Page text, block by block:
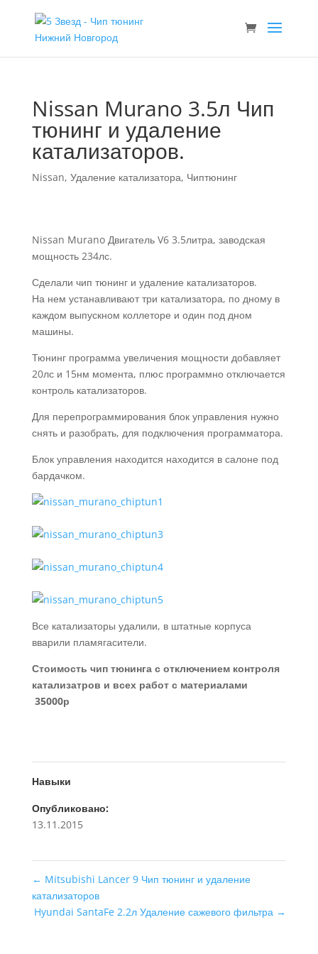
Nissan Murano 3.5л Чип
тюнинг и удаление
катализаторов.
Nissan, Удаление катализатора, Чиптюнинг
Nissan Murano Двигатель V6 3.5литра, заводская
мощность 234лс.
Сделали чип тюнинг и удаление катализаторов.
На нем устанавливают три катализатора, по дному в
каждом выпускном коллеторе и один под дном
машины.
Тюнинг программа увеличения мощности добавляет
20лс и 15нм момента, плюс программно отключается
контроль катализаторов.
Для перепрограммирования блок управления нужно
снять и разобрать, для подключения программатора.
Блок управления находится находится в салоне под
бардачком.
Все катализаторы удалили, в штатные корпуса
вварили пламягасители.
Стоимость чип тюнинга с отключением контроля
катализатров и всех работ с материалами
35000р
Навыки
Опубликовано:
13.11.2015
← Mitsubishi Lancer 9 Чип тюнинг и удаление
катализаторов
Hyundai SantaFe 2.2л Удаление сажевого фильтра →